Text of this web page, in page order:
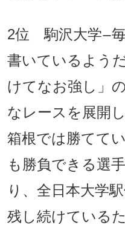
2位 駒沢大学ー
書いているよう
けてなお強し」
なレースを展開
箱根では勝てて
も勝負できる選
り、全日本大学
残し続けている